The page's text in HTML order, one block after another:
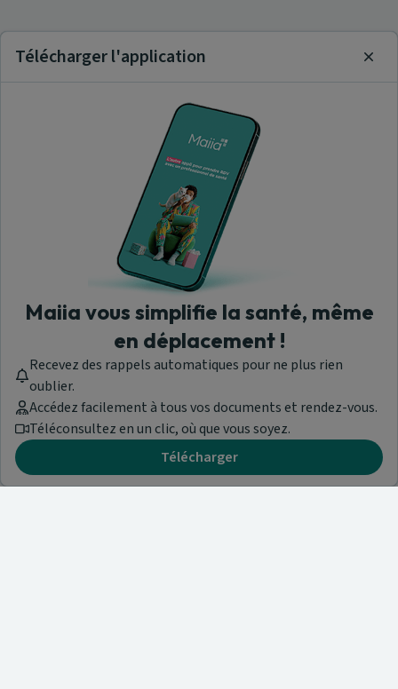
Télécharger l'application
Maiia vous simplifie la santé, même
en déplacement !
Recevez des rappels automatiques pour ne plus rien
oublier.
Accédez facilement à tous vos documents et rendez-vous.
Téléconsultez en un clic, où que vous soyez.
Télécharger